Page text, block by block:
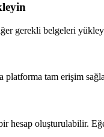
gerekli belgeleri
platforma tam erişim
hesap oluşturulabilir.